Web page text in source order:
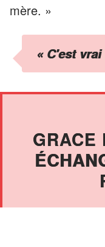
mère. »
« C'est vrai
GRACE